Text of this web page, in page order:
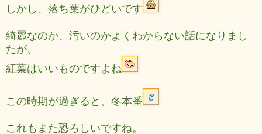
しかし、落ち葉がひどいです
綺麗なのか、汚いのかよくわからない話になりまし
たが、
紅葉はいいものですよね
この時期が過ぎると、冬本番
これもまた恐ろしいですね。